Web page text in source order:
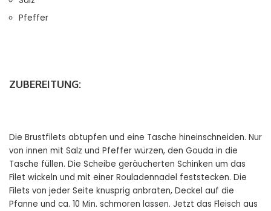
Pfeffer
ZUBEREITUNG:
Die Brustfilets abtupfen und eine Tasche hineinschneiden. Nur
von innen mit Salz und Pfeffer würzen, den Gouda in die
Tasche füllen. Die Scheibe geräucherten Schinken um das
Filet wickeln und mit einer Rouladennadel feststecken. Die
Filets von jeder Seite knusprig anbraten, Deckel auf die
Pfanne und ca. 10 Min. schmoren lassen. Jetzt das Fleisch aus